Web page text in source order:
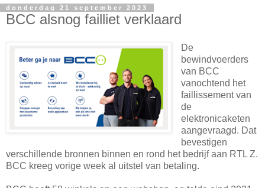
donderdag 21 september 2023
BCC alsnog failliet verklaard
De
bewindvoerders
van BCC
vanochtend het
faillissement van
de
elektronicaketen
aangevraagd. Dat
bevestigen
verschillende bronnen binnen en rond het bedrijf aan RTL Z.
BCC kreeg vorige week al uitstel van betaling.